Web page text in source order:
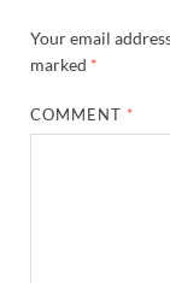
Your email
marked *
COMMENT *